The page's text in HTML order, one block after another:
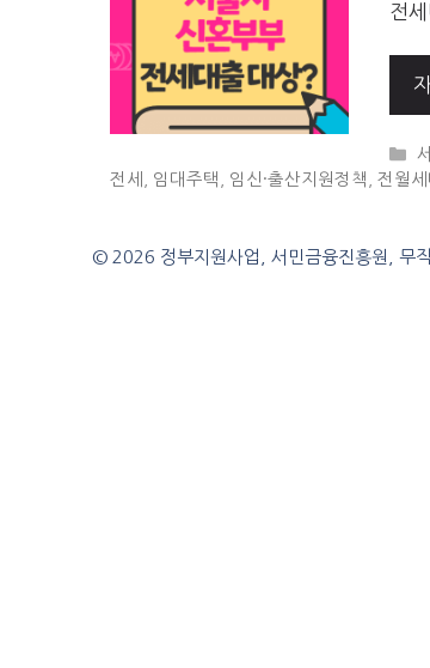
전
전세
임대주택 임신·출산지원정책 전월세
© 2026 정부지원사업, 서민금융진흥원, 무